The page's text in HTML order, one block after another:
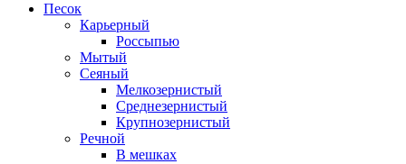
Песок
Карьерный
Россыпью
Мытый
Сеяный
Мелкозернистый
Среднезернистый
Крупнозернистый
Речной
В мешках